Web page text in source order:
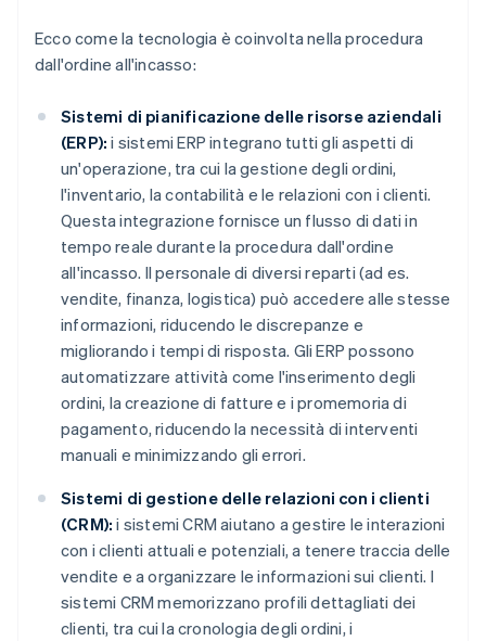
Ecco come la tecnologia è coinvolta nella procedura
dall'ordine all'incasso:
Sistemi di pianificazione delle risorse aziendali
(ERP): i sistemi ERP integrano tutti gli aspetti di
un'operazione, tra cui la gestione degli ordini,
l'inventario, la contabilità e le relazioni con i clienti.
Questa integrazione fornisce un flusso di dati in
tempo reale durante la procedura dall'ordine
all'incasso. Il personale di diversi reparti (ad es.
vendite, finanza, logistica) può accedere alle stesse
informazioni, riducendo le discrepanze e
migliorando i tempi di risposta. Gli ERP possono
automatizzare attività come l'inserimento degli
ordini, la creazione di fatture e i promemoria di
pagamento, riducendo la necessità di interventi
manuali e minimizzando gli errori.
Sistemi di gestione delle relazioni con i clienti
(CRM): i sistemi CRM aiutano a gestire le interazioni
con i clienti attuali e potenziali, a tenere traccia delle
vendite e a organizzare le informazioni sui clienti. I
sistemi CRM memorizzano profili dettagliati dei
clienti, tra cui la cronologia degli ordini, i